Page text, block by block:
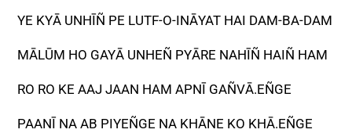
YE KYĀ UNHĪÑ PE LUTF-O-INĀYAT HAI DAM-BA-DAM
MĀLŪM HO GAYĀ UNHEÑ PYĀRE NAHĪÑ HAIÑ HAM
RO RO KE AAJ JAAN HAM APNĪ GAÑVĀ.EÑGE
PAANĪ NA AB PIYEÑGE NA KHĀNE KO KHĀ.EÑGE